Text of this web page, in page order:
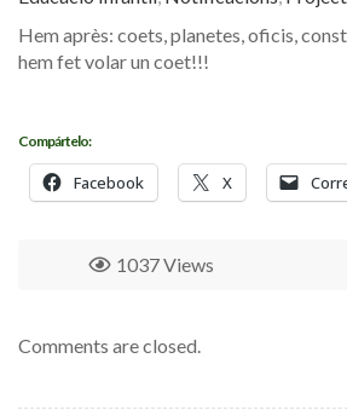
Hem après: coets, planetes, oficis,
hem fet volar un coet!!!
Compártelo:
Facebook X
1037 Views
Comments are closed.